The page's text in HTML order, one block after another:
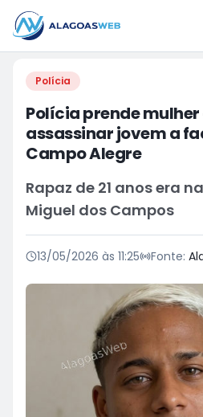
Polícia
Polícia prende
assassinar jovem a
Campo Alegre
Rapaz de 21 anos era
Miguel dos Campos
13/05/2026 às 11:25 Fonte: